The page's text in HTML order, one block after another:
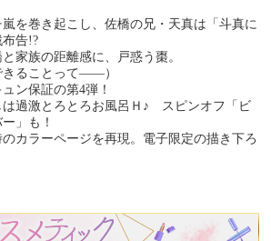
を巻き起こし、佐橋の兄・天真は「斗真に
告!?
家族の距離感に、戸惑う棗。
きることって――）
ン保証の第4弾！
は過激とろとろお風呂Ｈ♪ スピンオフ「ビ
」も！
カラーページを再現。電子限定の描き下ろ